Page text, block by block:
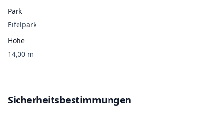
Park
Eifelpark
Höhe
14,00 m
Sicherheitsbestimmungen